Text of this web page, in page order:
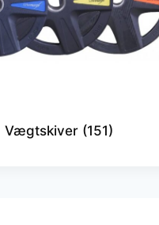
Vægtskiver (151)